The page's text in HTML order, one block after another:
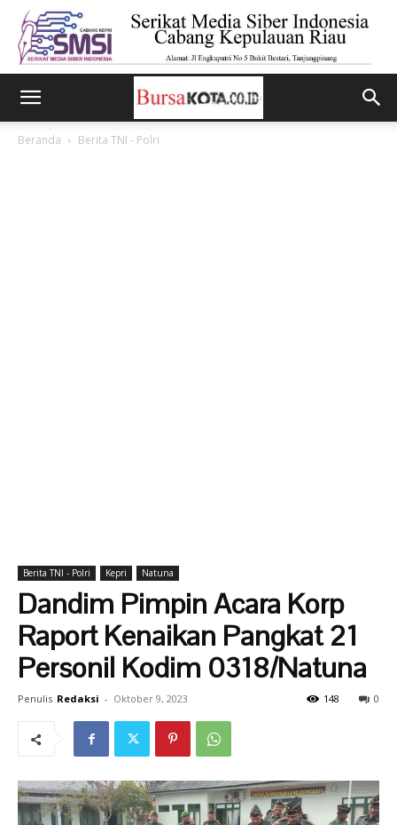
Beranda Berita TNI - Polri
Berita TNI - Polri Kepri Natuna
Dandim Pimpin Acara Korp
Raport Kenaikan Pangkat 21
Personil Kodim 0318/Natuna
Penulis Redaksi - Oktober 9, 2023 0
148